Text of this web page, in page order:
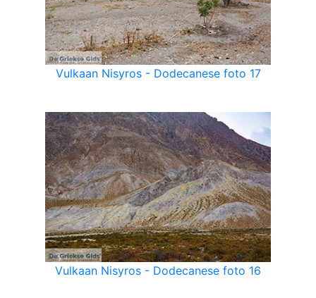
Vulkaan Nisyros - Dodecanese foto 17
Vulkaan Nisyros - Dodecanese foto 16